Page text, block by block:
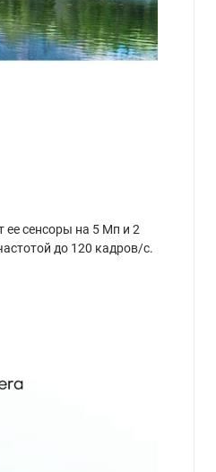
ее сенсоры на 5 Мп и 2
до 120 кадров/с.